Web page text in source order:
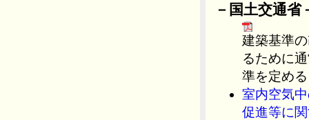
－国土交通省
建築基準
るために
準を定める
室内空気
促進等に